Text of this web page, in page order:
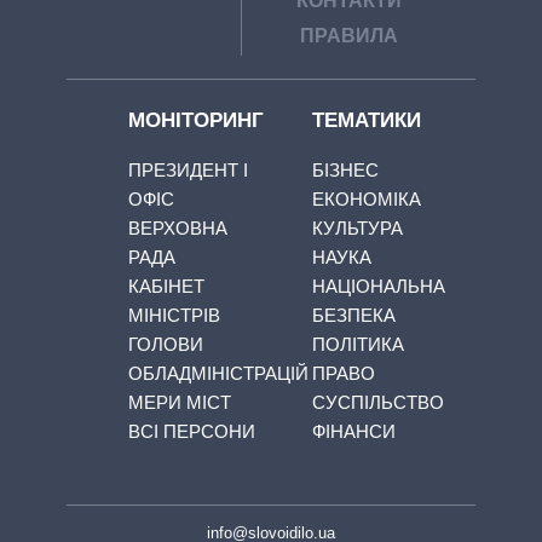
ПРАВИЛА
МОНІТОРИНГ
ПРЕЗИДЕНТ І
ОФІС
ВЕРХОВНА
РАДА
КАБІНЕТ
МІНІСТРІВ
ГОЛОВИ
ОБЛАДМІНІСТРАЦІЙ
МЕРИ МІСТ
ВСІ ПЕРСОНИ
ТЕМАТИКИ
БІЗНЕС
ЕКОНОМІКА
КУЛЬТУРА
НАУКА
НАЦІОНАЛЬНА
БЕЗПЕКА
ПОЛІТИКА
ПРАВО
СУСПІЛЬСТВО
ФІНАНСИ
info@slovoidilo.ua